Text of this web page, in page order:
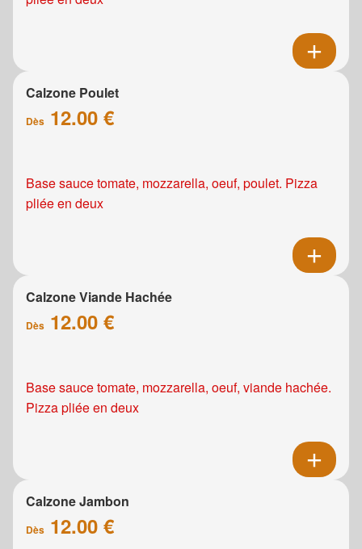
Calzone Poulet
Dès 12.00 €
Base sauce tomate, mozzarella, oeuf, poulet. Pizza
pliée en deux
Calzone Viande Hachée
Dès 12.00 €
Base sauce tomate, mozzarella, oeuf, viande hachée.
Pizza pliée en deux
Calzone Jambon
Dès 12.00 €